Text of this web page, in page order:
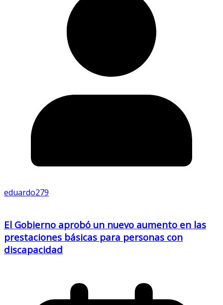
eduardo279
El Gobierno aprobó un nuevo aumento en las
prestaciones básicas para personas con
discapacidad